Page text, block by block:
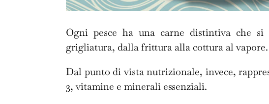
Ogni pesce ha una carne distintiva che
grigliatura, dalla frittura alla cottura al vapore.
Dal punto di vista nutrizionale, invece,
3, vitamine e minerali essenziali.